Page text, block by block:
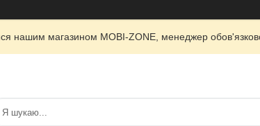
нашим магазином MOBI-ZONE, менеджер